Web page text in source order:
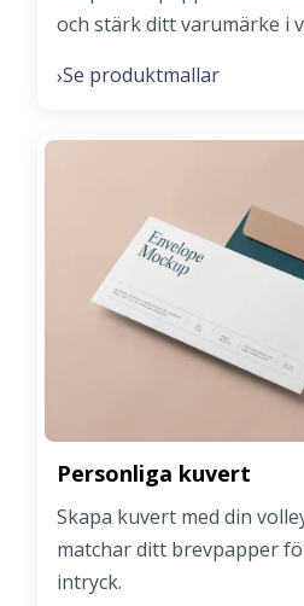
och stärk ditt varumärke i
›Se produktmallar
Personliga kuvert
Skapa kuvert med din
matchar ditt brevpapper
intryck.